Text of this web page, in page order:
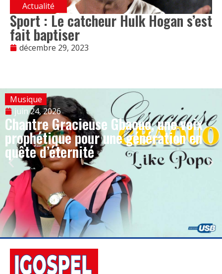
Actualité
Sport : Le catcheur Hulk Hogan s’est
fait baptiser
décembre 29, 2023
Musique
juin 24, 2026
Chantre Gracieuse Gbaouo, une voix
prophétique pour une génération en
quête d’éternité